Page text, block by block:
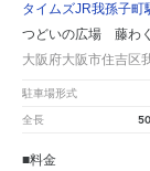
タイムズJR我孫子町
つどいの広場 藤わ
大阪府大阪市住吉区
駐車場形式
全長
■料金